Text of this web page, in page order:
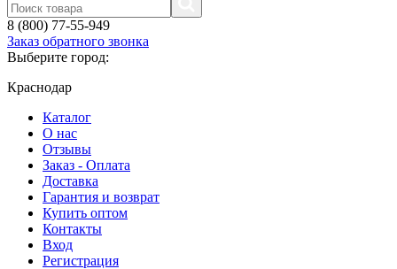
8 (800) 77-55-949
Заказ обратного звонка
Выберите город:
Краснодар
Каталог
О нас
Отзывы
Заказ - Оплата
Доставка
Гарантия и возврат
Купить оптом
Контакты
Вход
Регистрация